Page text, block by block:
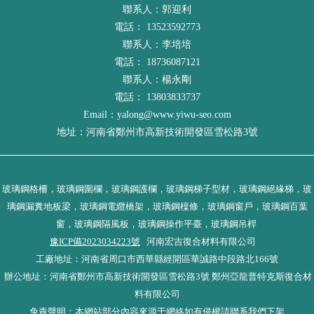
聯系人：郭迎利
電話： 13523592773
聯系人：李培培
電話： 18736087121
聯系人：楊永剛
電話： 13803833737
Email：yalong@www.yiwu-seo.com
地址：河南省鄭州市高新技術開發區雪松路3號
玻璃鋼格柵，玻璃鋼圍欄，玻璃鋼護欄，玻璃鋼梯子型材，玻璃鋼絕緣梯，玻
璃鋼漏糞地板梁，玻璃鋼電纜橋架，玻璃鋼檁條，玻璃鋼窗戶，玻璃鋼百葉
窗，玻璃鋼隔風板，玻璃鋼操作平臺，玻璃鋼吊桿
豫ICP備2023034223號 河南宏吉復合材料有限公司
工廠地址：河南省周口市西華縣經開區華誠路中段路北166號
辦公地址：河南省鄭州市高新技術開發區雪松路3號 鄭州亞龍普特克斯復合材
料有限公司
免責聲明：本網站部分內容來源于網絡如有侵權請聯系我們下架